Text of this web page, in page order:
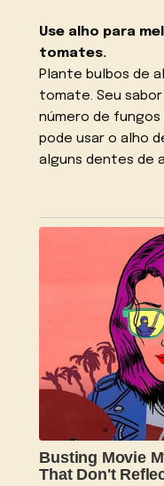
Use alho para
tomates.
Plante bulbos de
tomate. Seu
número de
pode usar o alho
alguns dentes de